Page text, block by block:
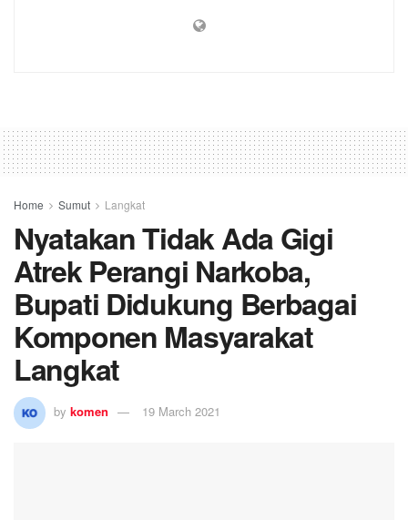
Home Sumut Langkat
Nyatakan Tidak Ada Gigi
Atrek Perangi Narkoba,
Bupati Didukung Berbagai
Komponen Masyarakat
Langkat
by komen 19 March 2021